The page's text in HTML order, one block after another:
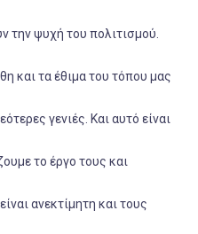
την ψυχή του πολιτισμού.
και τα έθιμα του τόπου μας
γενιές. Και αυτό είναι
το έργο τους και
ανεκτίμητη και τους